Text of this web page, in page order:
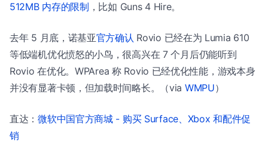
512MB 内存的限制 ，比如 Guns 4 Hire。
去年 5 月底，诺基亚官方确认 Rovio 已经在为 Lumia 610
等低端机优化愤怒的小鸟，很高兴在 7 个月后仍能听到
Rovio 在优化。WPArea 称 Rovio 已经优化性能，游戏本身
并没有显著卡顿，但加载时间略长。（via WMPU）
直达：微软中国官方商城 - 购买 Surface、Xbox 和配件促
销